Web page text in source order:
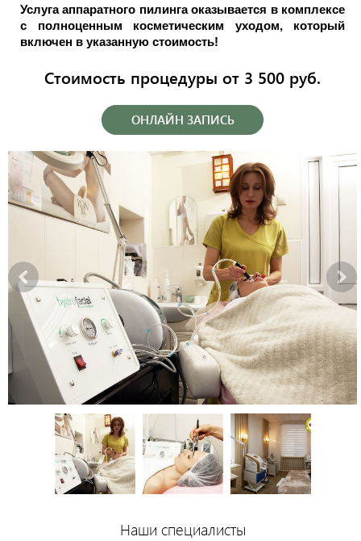
Услуга аппаратного пилинга оказывается в комплексе
с полноценным косметическим уходом, который
включен в указанную стоимость!
Стоимость процедуры от 3 500 руб.
ОНЛАЙН ЗАПИСЬ
Наши специалисты